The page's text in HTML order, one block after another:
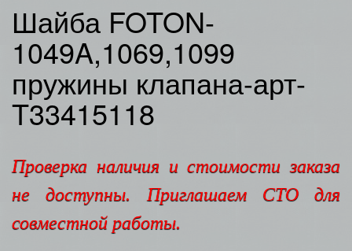
Шайба FOTON-
1049A,1069,1099
пружины клапана-арт-
T33415118
Проверка наличия и стоимости заказа
не доступны. Приглашаем СТО для
совместной работы.